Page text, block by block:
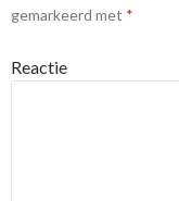
gemarkeerd met *
Reactie